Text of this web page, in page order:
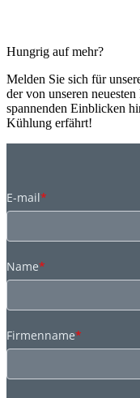
Hungrig auf mehr?
Melden Sie sich für
der von unseren
spannenden Einblicken
Kühlung erfährt!
E-mail*
Name*
Firmenname*